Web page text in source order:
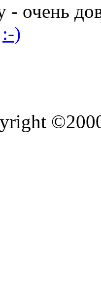
очень
:-)